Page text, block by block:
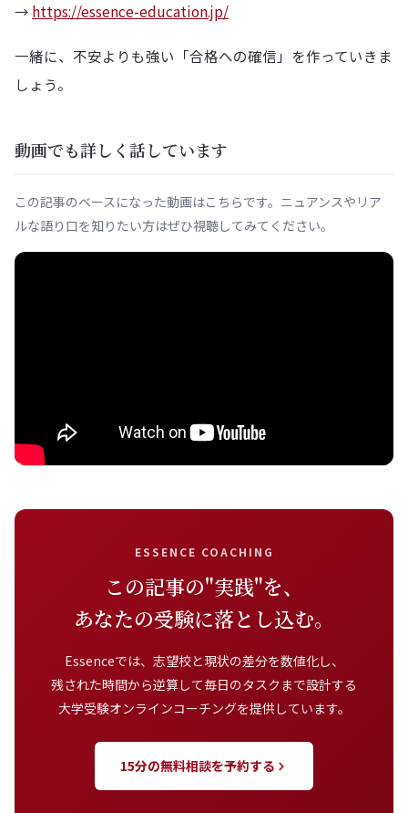
→ https://essence-education.jp/
一緒に、不安よりも強い「合格への確信」を作っていきま
しょう。
動画でも詳しく話しています
この記事のベースになった動画はこちらです。ニュアンスやリア
ルな語り口を知りたい方はぜひ視聴してみてください。
ESSENCE COACHING
この記事の"実践"を、
あなたの受験に落とし込む。
Essenceでは、志望校と現状の差分を数値化し、
残された時間から逆算して毎日のタスクまで設計する
大学受験オンラインコーチングを提供しています。
15分の無料相談を予約する